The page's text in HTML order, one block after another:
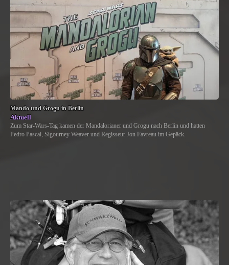
Mando und Grogu in Berlin
Aktuell
Zum Star-Wars-Tag kamen der Mandalorianer und Grogu nach Berlin und hatten
Pedro Pascal, Sigourney Weaver und Regisseur Jon Favreau im Gepäck.